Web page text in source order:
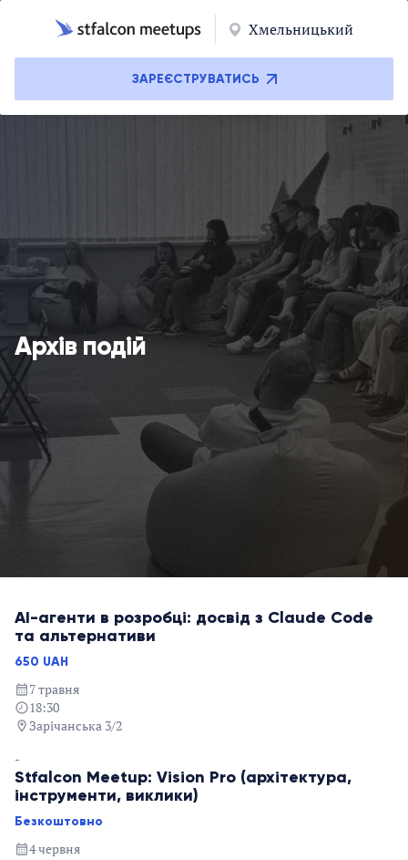
Хмельницький
ЗАРЕЄСТРУВАТИСЬ
Архів подій
AI-агенти в розробці: досвід з Claude Code
та альтернативи
650 UAH
7 травня
18:30
Зарічанська 3/2
-
Stfalcon Meetup: Vision Pro (архітектура,
інструменти, виклики)
Безкоштовно
4 червня